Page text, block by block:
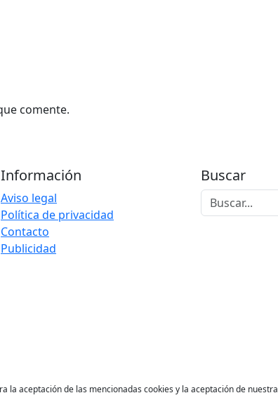
comente.
Información
Aviso legal
Política de privacidad
Contacto
Publicidad
Buscar
la aceptación de las mencionadas cookies y la aceptación de nuestra